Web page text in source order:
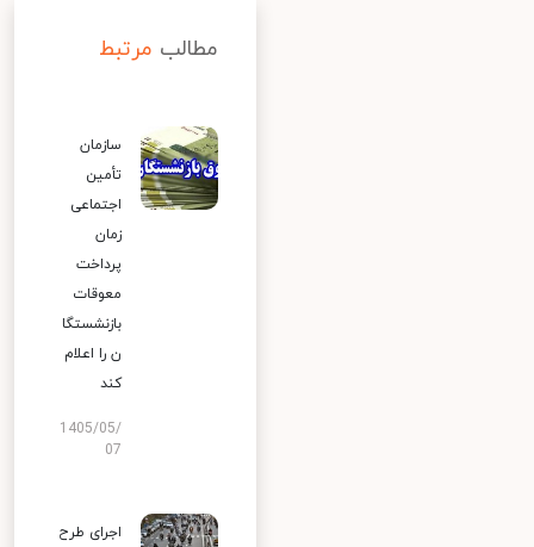
مطالب مرتبط
سازمان
تأمین
اجتماعی
زمان
پرداخت
معوقات
بازنشستگا
ن را اعلام
کند
1405/05/
07
اجرای طرح